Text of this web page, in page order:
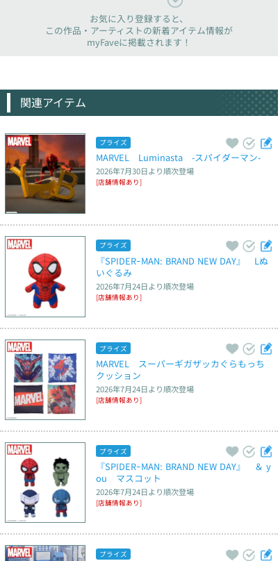
お気に入り登録すると、
この作品・アーティストの新着アイテム情報が
myFaveに掲載されます！
関連アイテム
プライズ
MARVEL　Luminasta　‐スパイダーマン‐
2026年7月30日より順次登場
[店舗情報あり]
プライズ
『SPIDERｰMAN: BRAND NEW DAY』　Lぬ
いぐるみ
2026年7月24日より順次登場
[店舗情報あり]
プライズ
MARVEL　スーパーギガザッカぐらもっち
クッション
2026年7月24日より順次登場
[店舗情報あり]
プライズ
『SPIDERｰMAN: BRAND NEW DAY』　＆ y
ou　マスコット
2026年7月24日より順次登場
[店舗情報あり]
プライズ